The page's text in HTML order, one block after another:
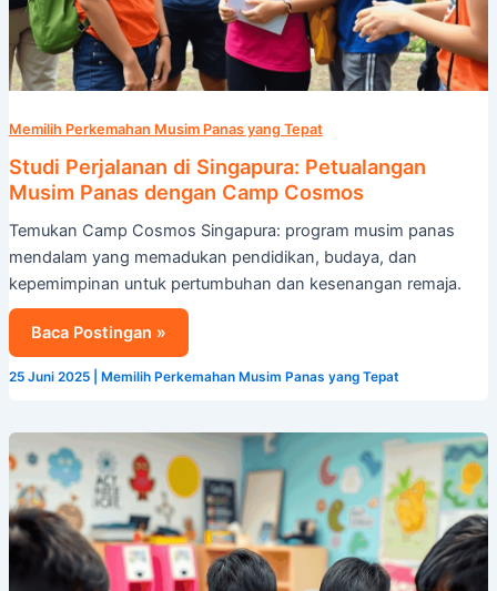
Memilih Perkemahan Musim Panas yang Tepat
Studi Perjalanan di Singapura: Petualangan
Musim Panas dengan Camp Cosmos
Temukan Camp Cosmos Singapura: program musim panas
mendalam yang memadukan pendidikan, budaya, dan
kepemimpinan untuk pertumbuhan dan kesenangan remaja.
Baca Postingan »
25 Juni 2025 Memilih Perkemahan Musim Panas yang Tepat
Alasan
Mengapa
Anak
Anda
Harus